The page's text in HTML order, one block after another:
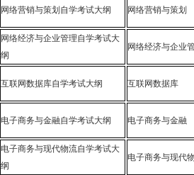
网络营销与策划自学考试大纲 网络营销与策划
网络经济与企业管理自学考试大
纲
网络经济与企业
互联网数据库自学考试大纲 互联网数据库
电子商务与金融自学考试大纲 电子商务与金融
电子商务与现代物流自学考试大
纲
电子商务与现代